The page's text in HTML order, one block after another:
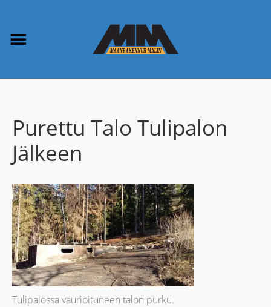
Purettu Talo Tulipalon
Jälkeen
Tulipalossa vaurioituneen talon purku.